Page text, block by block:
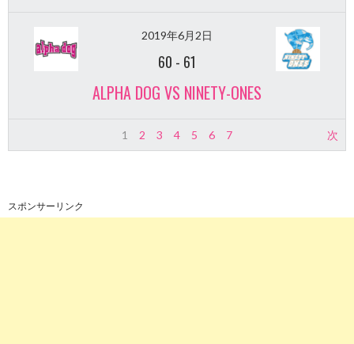
2019年6月2日
60 - 61
ALPHA DOG VS NINETY-ONES
1 2 3 4 5 6 7 次
スポンサーリンク